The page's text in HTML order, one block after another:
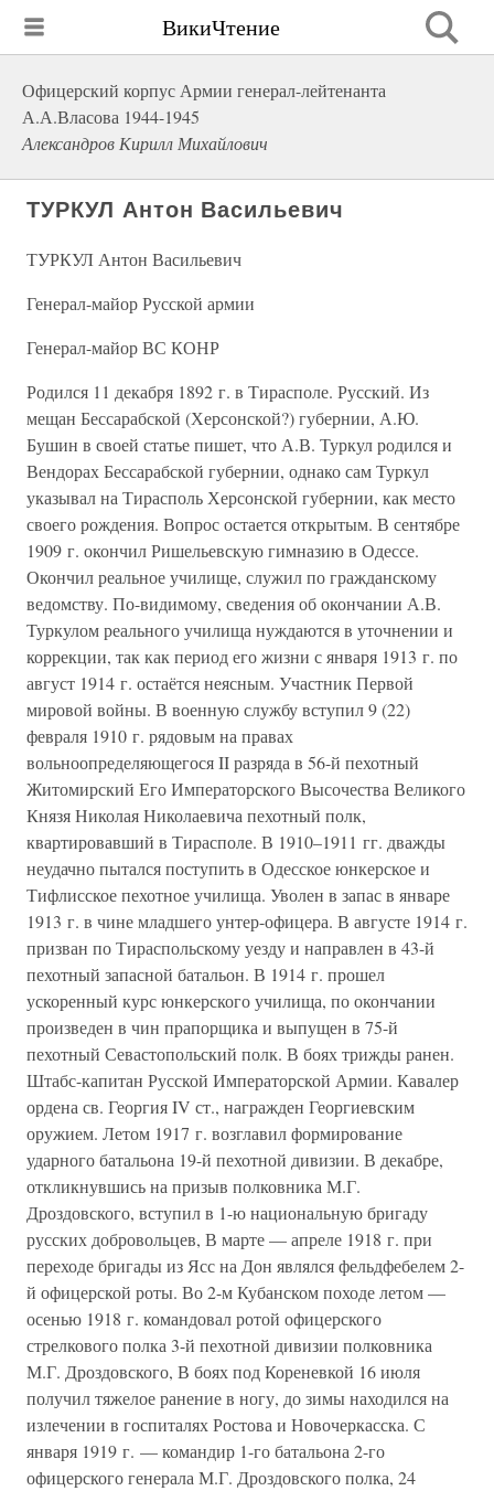
ВикиЧтение
Офицерский корпус Армии генерал-лейтенанта
А.А.Власова 1944-1945
Александров Кирилл Михайлович
ТУРКУЛ Антон Васильевич
ТУРКУЛ Антон Васильевич
Генерал-майор Русской армии
Генерал-майор ВС КОНР
Родился 11 декабря 1892 г. в Тирасполе. Русский. Из
мещан Бессарабской (Херсонской?) губернии, А.Ю.
Бушин в своей статье пишет, что А.В. Туркул родился и
Вендорах Бессарабской губернии, однако сам Туркул
указывал на Тирасполь Херсонской губернии, как место
своего рождения. Вопрос остается открытым. В сентябре
1909 г. окончил Ришельевскую гимназию в Одессе.
Окончил реальное училище, служил по гражданскому
ведомству. По-видимому, сведения об окончании А.В.
Туркулом реального училища нуждаются в уточнении и
коррекции, так как период его жизни с января 1913 г. по
август 1914 г. остаётся неясным. Участник Первой
мировой войны. В военную службу вступил 9 (22)
февраля 1910 г. рядовым на правах
вольноопределяющегося II разряда в 56-й пехотный
Житомирский Его Императорского Высочества Великого
Князя Николая Николаевича пехотный полк,
квартировавший в Тирасполе. В 1910–1911 гг. дважды
неудачно пытался поступить в Одесское юнкерское и
Тифлисское пехотное училища. Уволен в запас в январе
1913 г. в чине младшего унтер-офицера. В августе 1914 г.
призван по Тираспольскому уезду и направлен в 43-й
пехотный запасной батальон. В 1914 г. прошел
ускоренный курс юнкерского училища, по окончании
произведен в чин прапорщика и выпущен в 75-й
пехотный Севастопольский полк. В боях трижды ранен.
Штабс-капитан Русской Императорской Армии. Кавалер
ордена св. Георгия IV ст., награжден Георгиевским
оружием. Летом 1917 г. возглавил формирование
ударного батальона 19-й пехотной дивизии. В декабре,
откликнувшись на призыв полковника М.Г.
Дроздовского, вступил в 1-ю национальную бригаду
русских добровольцев, В марте — апреле 1918 г. при
переходе бригады из Ясс на Дон являлся фельдфебелем 2-
й офицерской роты. Во 2-м Кубанском походе летом —
осенью 1918 г. командовал ротой офицерского
стрелкового полка 3-й пехотной дивизии полковника
М.Г. Дроздовского, В боях под Кореневкой 16 июля
получил тяжелое ранение в ногу, до зимы находился на
излечении в госпиталях Ростова и Новочеркасска. С
января 1919 г. — командир 1-го батальона 2-го
офицерского генерала М.Г. Дроздовского полка, 24